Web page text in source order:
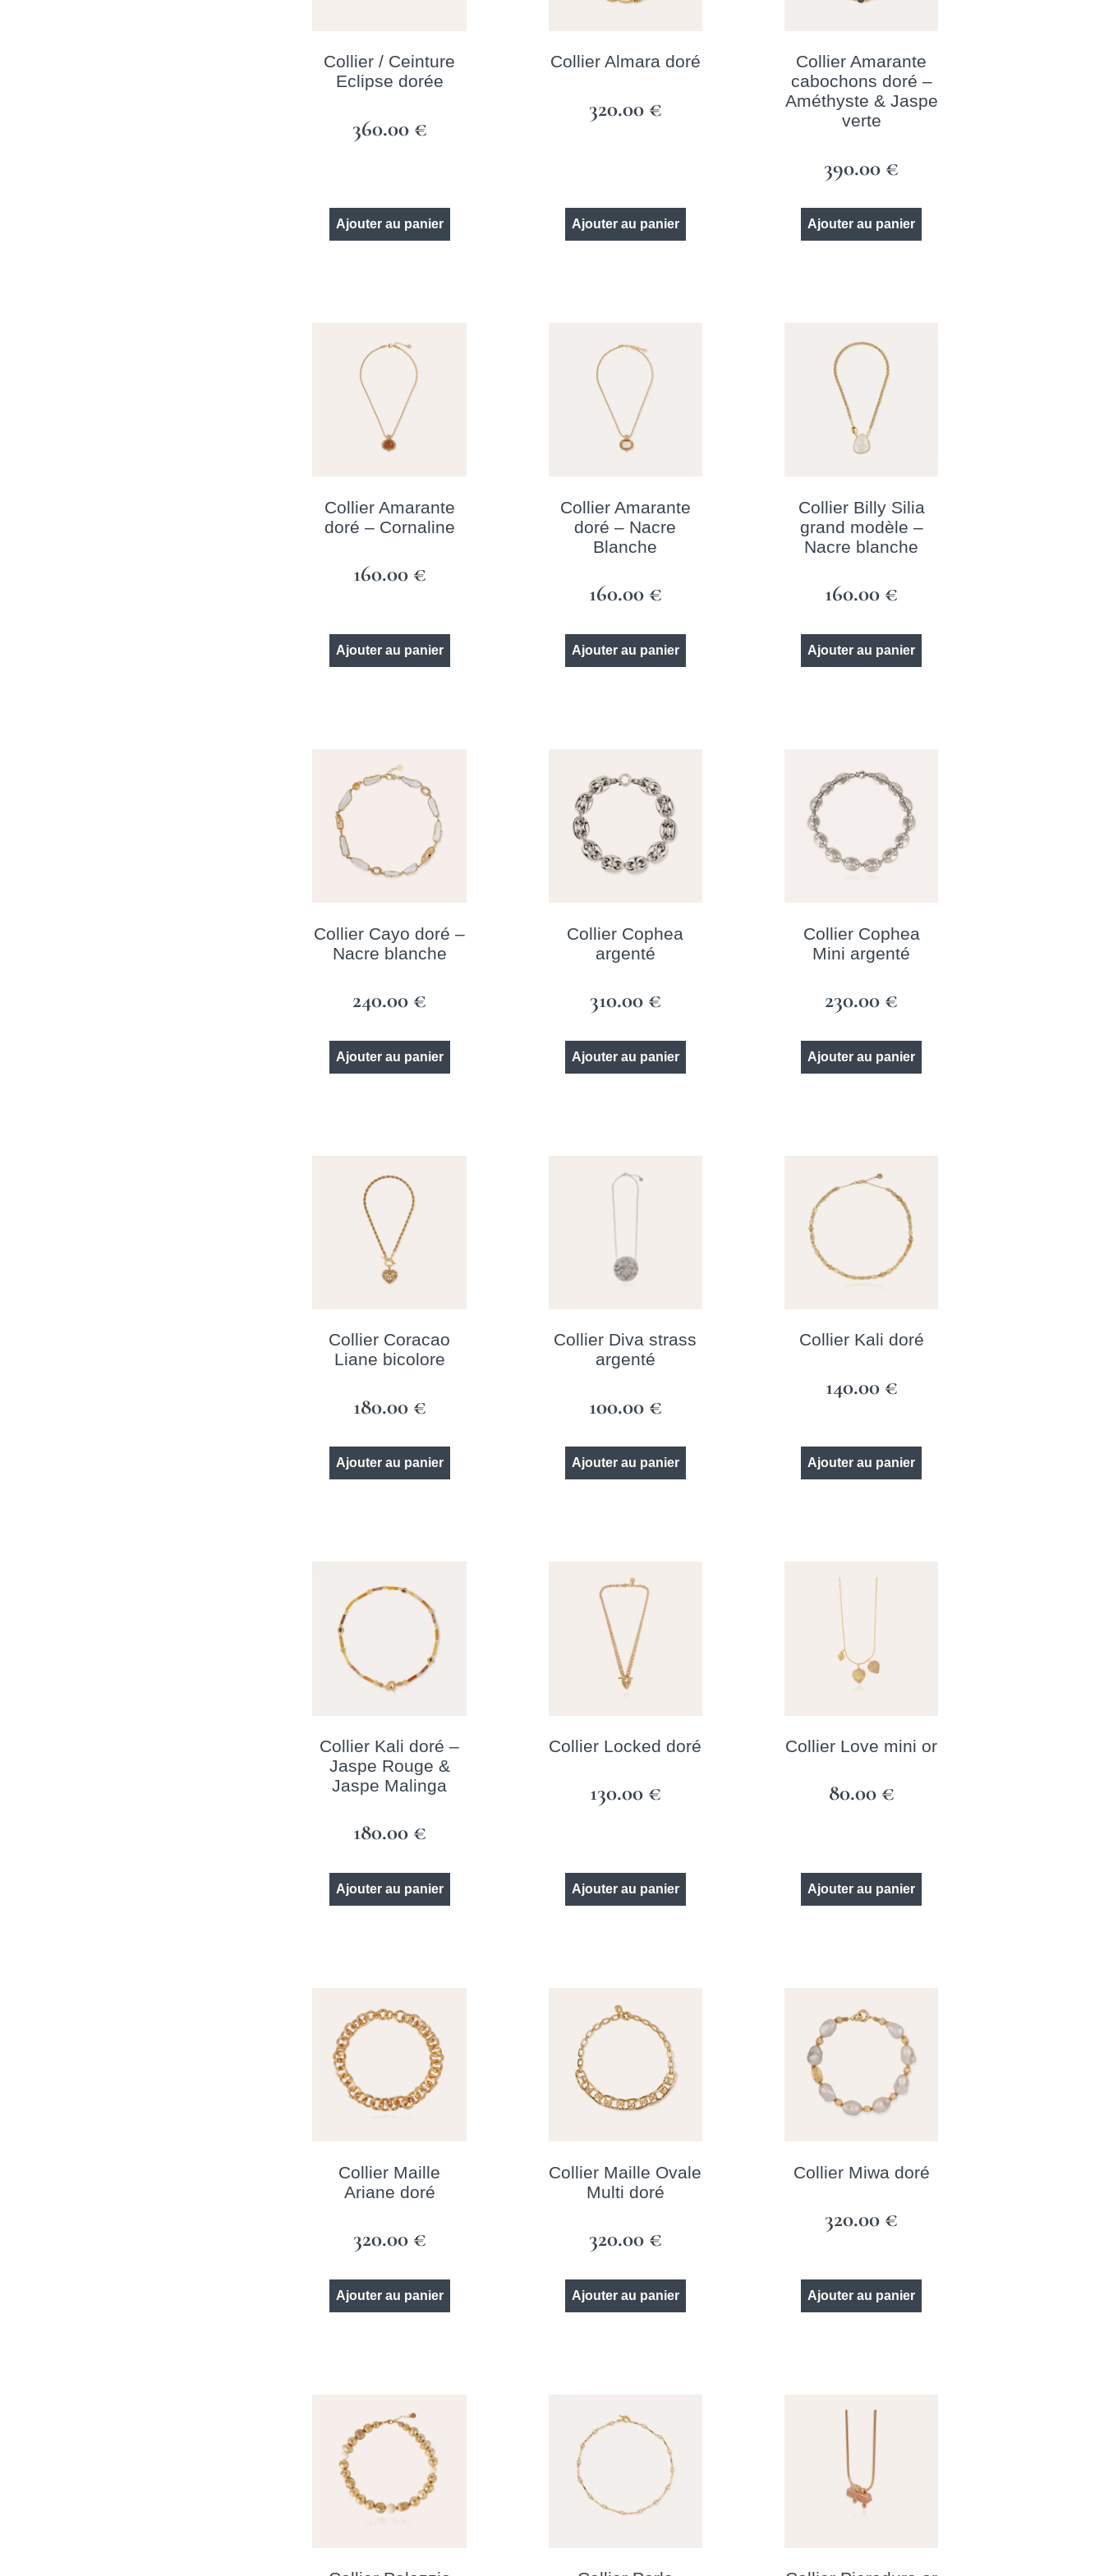
Collier / Ceinture
Eclipse dorée
360.00 €
Ajouter au panier
Collier Almara doré
320.00 €
Ajouter au panier
Collier Amarante
cabochons doré –
Améthyste & Jaspe
verte
390.00 €
Ajouter au panier
Collier Amarante
doré – Cornaline
160.00 €
Ajouter au panier
Collier Amarante
doré – Nacre
Blanche
160.00 €
Ajouter au panier
Collier Billy Silia
grand modèle –
Nacre blanche
160.00 €
Ajouter au panier
Collier Cayo doré –
Nacre blanche
240.00 €
Ajouter au panier
Collier Cophea
argenté
310.00 €
Ajouter au panier
Collier Cophea
Mini argenté
230.00 €
Ajouter au panier
Collier Coracao
Liane bicolore
180.00 €
Ajouter au panier
Collier Diva strass
argenté
100.00 €
Ajouter au panier
Collier Kali doré
140.00 €
Ajouter au panier
Collier Kali doré –
Jaspe Rouge &
Jaspe Malinga
180.00 €
Ajouter au panier
Collier Locked doré
130.00 €
Ajouter au panier
Collier Love mini or
80.00 €
Ajouter au panier
Collier Maille
Ariane doré
320.00 €
Ajouter au panier
Collier Maille Ovale
Multi doré
320.00 €
Ajouter au panier
Collier Miwa doré
320.00 €
Ajouter au panier